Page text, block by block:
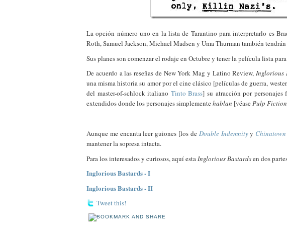
La opción número uno en la lista de Tarantino para interpretarlo es
Roth, Samuel Jackson, Michael Madsen y Uma Thurman también
Sus planes son comenzar el rodaje en Octubre y tener la película lista
De acuerdo a las reseñas de New York Mag y Latino Review,Inglorious
una misma historia su amor por el cine clásico [películas de guerra,
del master-of-schlock italiano Tinto Brass] su atracción por
extendidos donde los personajes simplementehablan [véasePulp Fiction
Aunque me encanta leer guiones [los de Double Indemnityy Chinatown
mantener la sopresa intacta.
Para los interesados y curiosos, aquí estaInglorious Bastardsen dos
Inglorious Bastards - I
Inglorious Bastards - II
Tweet this!